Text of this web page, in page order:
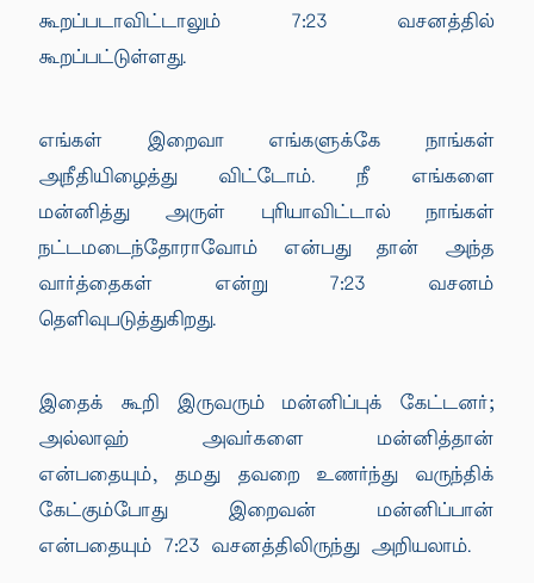
கூறப்படாவிட்டாலும் 7:23 வசனத்தில்
கூறப்பட்டுள்ளது.
எங்கள் இறைவா எங்களுக்கே நாங்கள்
அநீதியிழைத்து விட்டோம். நீ எங்களை
மன்னித்து அருள் புரியாவிட்டால் நாங்கள்
நட்டமடைந்தோராவோம் என்பது தான் அந்த
வார்த்தைகள் என்று 7:23 வசனம்
தெளிவுபடுத்துகிறது.
இதைக் கூறி இருவரும் மன்னிப்புக் கேட்டனர்;
அல்லாஹ் அவர்களை மன்னித்தான்
என்பதையும், தமது தவறை உணர்ந்து வருந்திக்
கேட்கும்போது இறைவன் மன்னிப்பான்
என்பதையும் 7:23 வசனத்திலிருந்து அறியலாம்.